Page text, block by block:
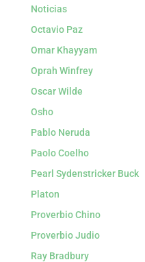
Noticias
Octavio Paz
Omar Khayyam
Oprah Winfrey
Oscar Wilde
Osho
Pablo Neruda
Paolo Coelho
Pearl Sydenstricker Buck
Platon
Proverbio Chino
Proverbio Judio
Ray Bradbury